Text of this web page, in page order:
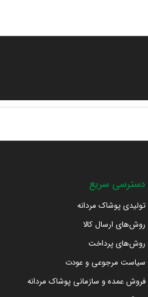
دسترسی سریع
تولیدی پوشاک مردانه
روش‌های ارسال کالا
روش‌های پرداخت
سیاست مرجوعی و عودت
فروش عمده و سازمانی پوشاک مردانه